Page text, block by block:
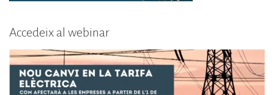
Accedeix al webinar